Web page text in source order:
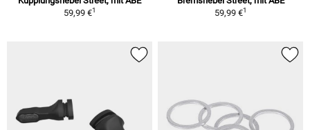
59,99 €1
59,99 €1